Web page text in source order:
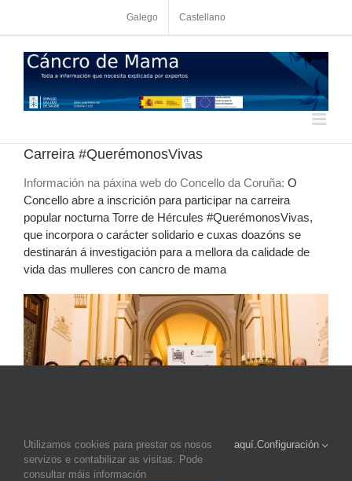
Galego Castellano
Carreira #QuerémonosVivas
Información na páxina web do Concello da Coruña: O
Concello abre a inscrición para participar na carreira
popular nocturna Torre de Hércules #QuerémonosVivas,
que incorpora o carácter solidario e cuxas doazóns se
destinarán á investigación para a mellora da calidade de
vida das mulleres con cancro de mama
Utilizamos cookies para prestar os nosos
servizos e contabilizar as visitas. Pode
consultar máis información
aquí. Configuración